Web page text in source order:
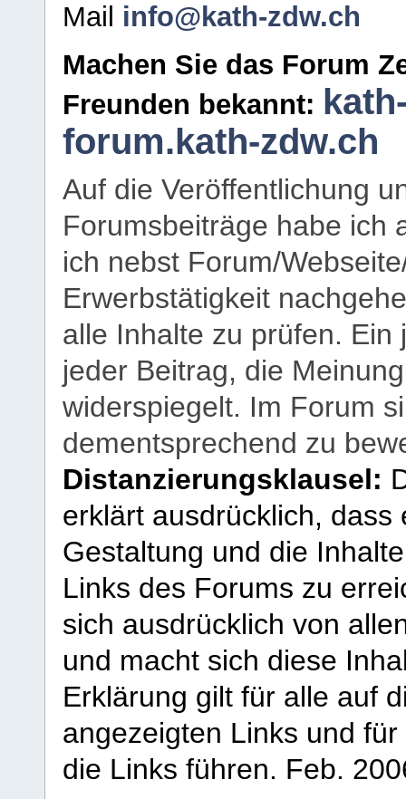
Mail info@kath-zdw.ch
Machen Sie das Forum
Freunden bekannt:
forum.kath-zdw.ch
Auf die Veröffentlichung
Forumsbeiträge habe ich
ich nebst Forum/
Erwerbstätigkeit
alle Inhalte zu prüfen.
jeder Beitrag, die
widerspiegelt. Im Forum
dementsprechend zu
Distanzierungsklausel:
erklärt ausdrücklich,
Gestaltung und die
Links des Forums zu
sich ausdrücklich von
und macht sich diese
Erklärung gilt für alle auf
angezeigten Links und
die Links führen. Feb.